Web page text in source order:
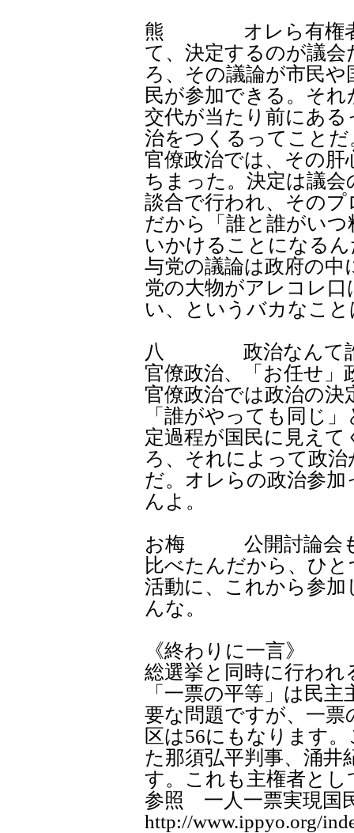
熊 オレら有権者か
て、決定するのが議
ろ、その議論が市民
民が参加できる。そ
交代が当たり前にあ
治をつくるってことだ
官僚政治では、その
ちまった。決定は議
談合で行われ、その
だから「誰と誰がい
いかけることになる
与党の議論は政府の中
党の大物がアレコレ
い、というバカなこ
八 政治なんて誰が
官僚政治、「お任せ
官僚政治では政治の
「誰がやっても同じ
定過程が国民に見え
ろ、それによって政
だ。オレらの政治参
んよ。
お梅 公開討論会も
比べたんだから、ひ
活動に、これから参
んな。
《終わりに一言》
総選挙と同時に行われ
「一票の平等」は民
要な問題ですが、一票
区は56にもなります
た那須弘平判事、涌井
す。これも主権者と
参照 一人一票実現
http://www.ippyo.org/